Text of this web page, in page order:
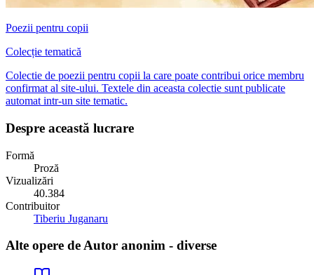
Poezii pentru copii
Colecție tematică
Colectie de poezii pentru copii la care poate contribui orice membru
confirmat al site-ului. Textele din aceasta colectie sunt publicate
automat intr-un site tematic.
Despre această lucrare
Formă
Proză
Vizualizări
40.384
Contribuitor
Tiberiu Juganaru
Alte opere deAutor anonim - diverse